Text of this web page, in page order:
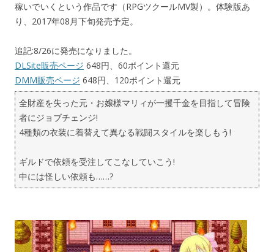
稼いでいくという作品です（RPGツクールMV製）。体験版あ
り、2017年08月下旬発売予定。
追記:8/26に発売になりました。
DLSite販売ページ 648円、60ポイント還元
DMM販売ページ 648円、120ポイント還元
全財産を失った元・お嬢様マリィが一攫千金を目指して冒険
者にジョブチェンジ!
4種類の衣装に着替えて異なる戦闘スタイルを楽しもう!
ギルドで依頼を受注してこなしていこう!
中には怪しい依頼も……?